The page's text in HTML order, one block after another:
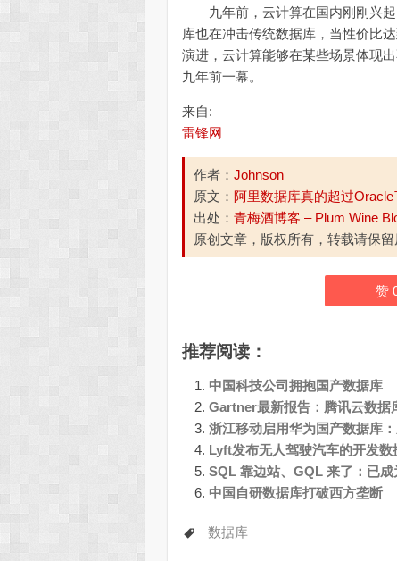
九年前，云计算在国内刚刚兴起
库也在冲击传统数据库，当性价比
演进，云计算能够在某些场景体现
九年前一幕。
来自:
雷锋网
作者：Johnson
原文： 阿里数据库真的超过Oracle
出处：青梅酒博客 – Plum Wine
原创文章，版权所有，转载请保留
赞
推荐阅读：
中国科技公司拥抱国产数据库
Gartner最新报告：腾讯云数据
浙江移动启用华为国产数据库
Lyft发布无人驾驶汽车的开发
SQL 靠边站、GQL 来了：已
中国自研数据库打破西方垄断
数据库